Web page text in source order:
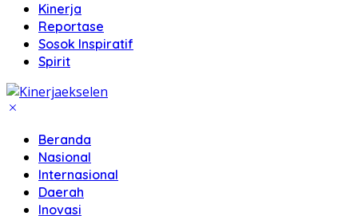
Kinerja
Reportase
Sosok Inspiratif
Spirit
Beranda
Nasional
Internasional
Daerah
Inovasi